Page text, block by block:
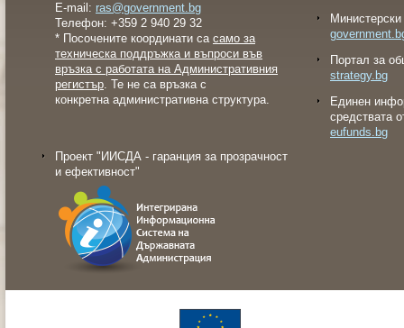
E-mail: ras@government.bg
Телефон: +359 2 940 29 32
* Посочените координати са само за
техническа поддръжка и въпроси във
връзка с работата на Административния
регистър. Те не са връзка с
конкретна административна структура.
Проект "ИИСДА - гаранция за прозрачност
и ефективност"
Портал за
strategy.bg
Eдинен
средствата
eufunds.bg